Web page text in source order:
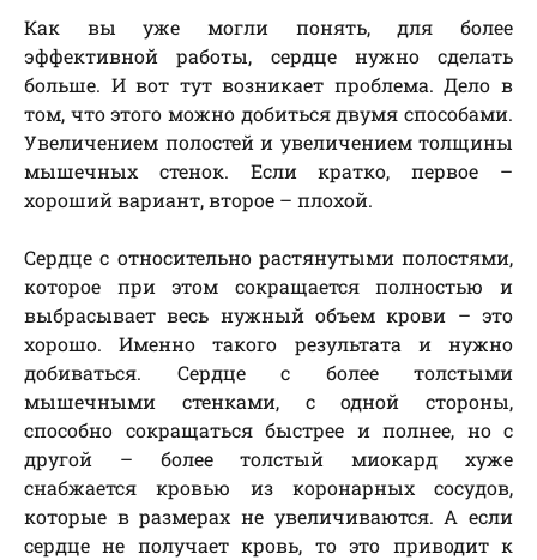
Как вы уже могли понять, для более
эффективной работы, сердце нужно сделать
больше. И вот тут возникает проблема. Дело в
том, что этого можно добиться двумя способами.
Увеличением полостей и увеличением толщины
мышечных стенок. Если кратко, первое –
хороший вариант, второе – плохой.
Сердце с относительно растянутыми полостями,
которое при этом сокращается полностью и
выбрасывает весь нужный объем крови – это
хорошо. Именно такого результата и нужно
добиваться. Сердце с более толстыми
мышечными стенками, с одной стороны,
способно сокращаться быстрее и полнее, но с
другой – более толстый миокард хуже
снабжается кровью из коронарных сосудов,
которые в размерах не увеличиваются. А если
сердце не получает кровь, то это приводит к